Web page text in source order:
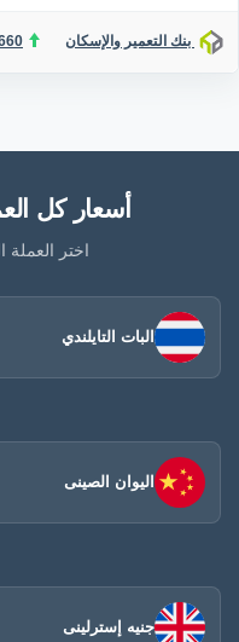
بنك التعمير والإسكان
أسعار كل
اختر
البات التايلندي
اليوان الصينى​
جنيه إسترلينى